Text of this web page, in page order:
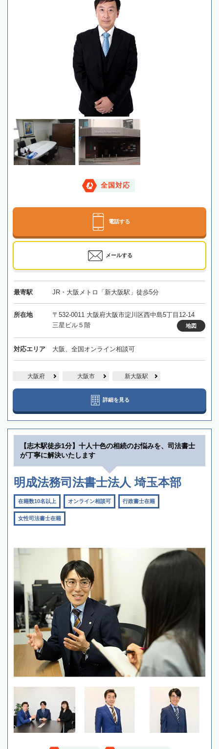
全国対応
電話する
メールする
最寄駅 JR・大阪メトロ「新大阪駅」徒歩5分
所在地
〒532-0011 大阪府大阪市淀川区西中島5丁目12-14
三星ビル５階
地図
対応エリア 大阪、全国オンライン相談可
大阪府 大阪市 新大阪駅
詳細を見る
【志木駅徒歩1分】十人十色の相続のお悩みを、司法書士
が丁寧に解決いたします
明成法務司法書士法人 埼玉本部
在籍数10名以上 オンライン相談可 行政書士在籍
女性司法書士在籍